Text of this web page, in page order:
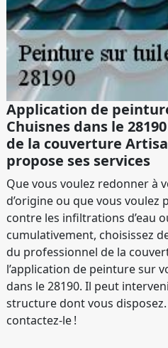
Application de
Chuisnes dans le
de la couverture
propose ses services
Que vous voulez redonner à
d’origine ou que vous
contre les infiltrations d’eau
cumulativement, choisissez
du professionnel de la
l’application de peinture sur
dans le 28190. Il peut
structure dont vous
contactez-le !